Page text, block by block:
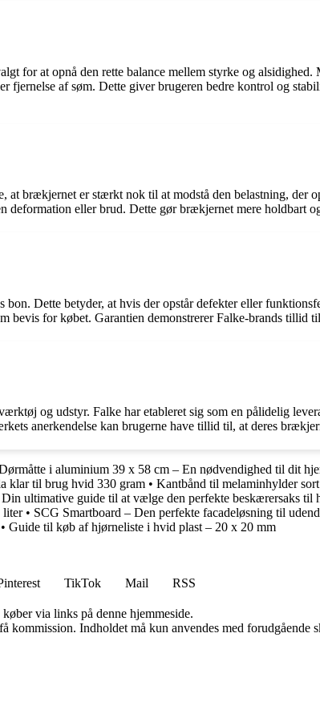
for at opnå den rette balance mellem styrke og
af søm. Dette giver brugeren bedre kontrol og
brækjernet er stærkt nok til at modstå den belastning, der
eller brud. Dette gør brækjernet mere holdbart
Dette betyder, at hvis der opstår defekter eller
bevis for købet. Garantien demonstrerer Falke-brands tillid
og udstyr. Falke har etableret sig som en pålidelig
anerkendelse kan brugerne have tillid til, at deres
i aluminium 39 x 58 cm – En nødvendighed til dit
klar til brug hvid 330 gram • Kantbånd til melaminhylder
ultimative guide til at vælge den perfekte beskærersaks til
liter• SCG Smartboard – Den perfekte facadeløsning til
• Guide til køb af hjørneliste i hvid plast – 20 x 20 mm
TikTok Mail
RSS
via links på denne hjemmeside.
Indholdet må kun anvendes med forudgående